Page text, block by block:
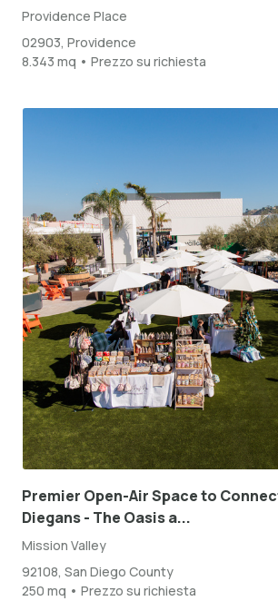
Providence Place
02903, Providence
8.343 mq • Prezzo su richiesta
Premier Open-Air Space to
Diegans - The Oasis a...
Mission Valley
92108, San Diego County
250 mq • Prezzo su richiesta